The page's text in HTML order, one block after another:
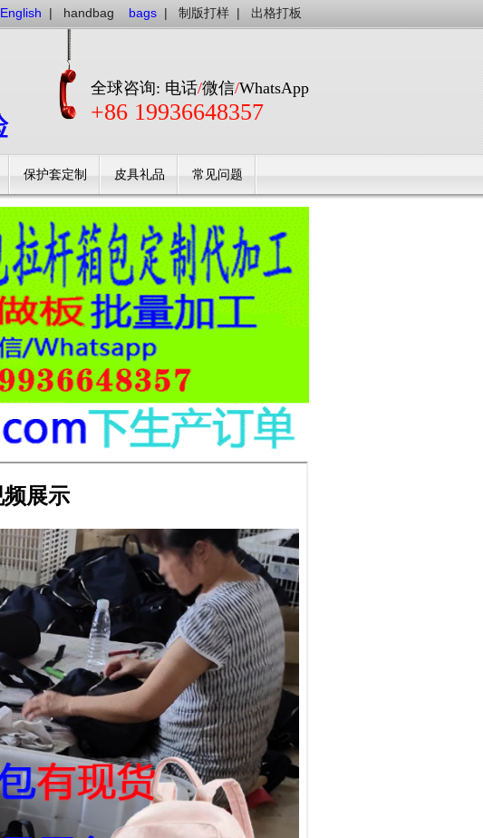
English | handbag bags | 制版打样 | 出格打板
全球咨询: 电话/微信/WhatsApp
+86 19936648357
保护套定制 皮具礼品 常见问题